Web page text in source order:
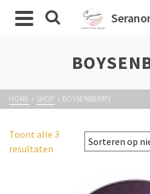
HOME » SHOP » BOYSENBERRY
Toont alle 3
resultaten